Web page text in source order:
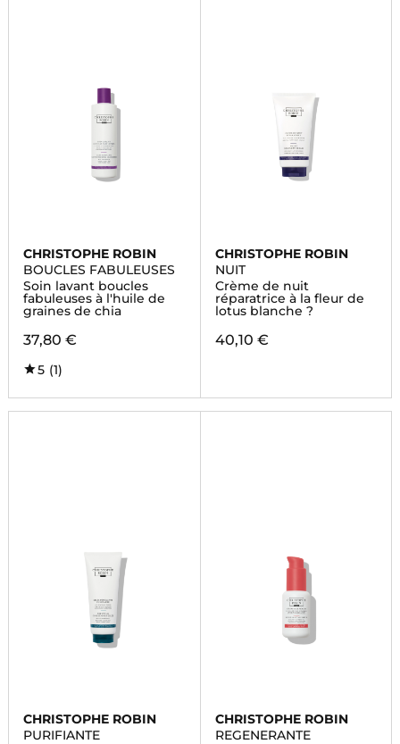
CHRISTOPHE ROBIN
BOUCLES FABULEUSES
Soin lavant boucles
fabuleuses à l'huile de
graines de chia
37,80 €
5 (1)
CHRISTOPHE ROBIN
NUIT
Crème de nuit
réparatrice à la fleur de
lotus blanche ?
40,10 €
CHRISTOPHE ROBIN
PURIFIANTE
CHRISTOPHE ROBIN
REGENERANTE